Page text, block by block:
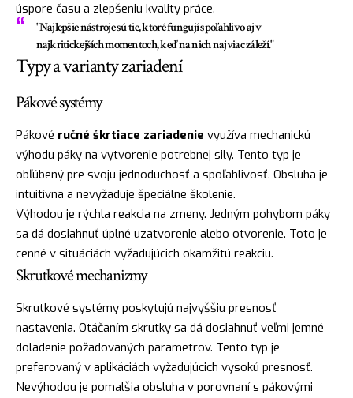
úspore času a zlepšeniu kvality práce.
"Najlepšie nástroje sú tie, ktoré fungují spoľahlivo aj v
najkritickejších momentoch, keď na nich najviac záleží."
Typy a varianty zariadení
Pákové systémy
Pákové ručné škrtiace zariadenie využíva mechanickú
výhodu páky na vytvorenie potrebnej sily. Tento typ je
obľúbený pre svoju jednoduchosť a spoľahlivosť. Obsluha je
intuitívna a nevyžaduje špeciálne školenie.
Výhodou je rýchla reakcia na zmeny. Jedným pohybom páky
sa dá dosiahnuť úplné uzatvorenie alebo otvorenie. Toto je
cenné v situáciách vyžadujúcich okamžitú reakciu.
Skrutkové mechanizmy
Skrutkové systémy poskytujú najvyššiu presnosť
nastavenia. Otáčaním skrutky sa dá dosiahnuť veľmi jemné
doladenie požadovaných parametrov. Tento typ je
preferovaný v aplikáciách vyžadujúcich vysokú presnosť.
Nevýhodou je pomalšia obsluha v porovnaní s pákovými